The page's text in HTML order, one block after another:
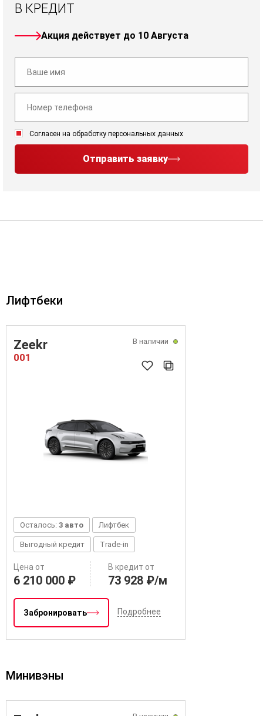
В КРЕДИТ
Акция действует до 10 Августа
Согласен на обработку персональных данных
Отправить заявку
Лифтбеки
В наличии
Zeekr
001
Осталось: 3 авто Лифтбек
Выгодный кредит Trade-in
Цена от
6 210 000 ₽
В кредит от
73 928 ₽/м
Забронировать Подробнее
Минивэны